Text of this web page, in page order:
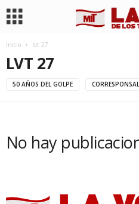
Inicio lvt 27
LVT 27
50 AÑOS DEL GOLPE
No hay